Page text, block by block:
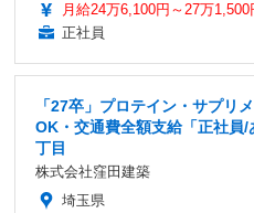
月給24万6,100円～27万1,500
正社員
「27卒」プロテイン・サプリ
OK・交通費全額支給「正社員
丁目
株式会社窪田建築
埼玉県